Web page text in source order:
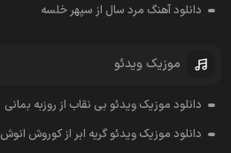
دانلود آهنگ مرد سال از سپهر خلسه
موزیک ویدئو
دانلود موزیک ویدئو بی نقاب از روزبه بمانی
دانلود موزیک ویدئو گریه ابر از کوروش انوش